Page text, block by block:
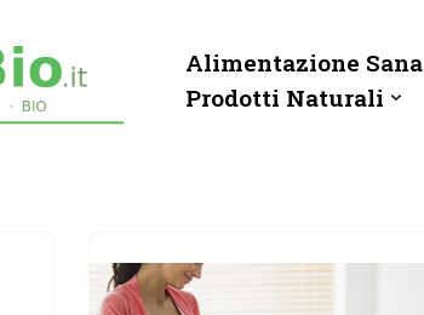
Alimentazione Sana
Prodotti Naturali